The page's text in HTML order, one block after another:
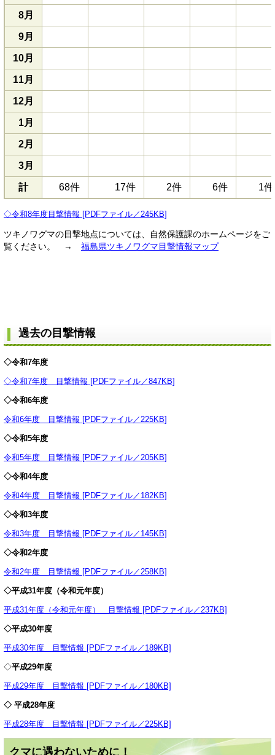
8月
9月
10月
11月
12月
1月
2月
3月
計 68件 17件 2件 6件 1件
◇令和8年度目撃情報 [PDFファイル／245KB]
ツキノワグマの目撃地点については、自然保護課のホームページをご
覧ください。 → 福島県ツキノワグマ目撃情報マップ
過去の目撃情報
◇令和7年度
◇令和7年度 目撃情報 [PDFファイル／847KB]
◇令和6年度
令和6年度 目撃情報 [PDFファイル／225KB]
◇令和5年度
令和5年度 目撃情報 [PDFファイル／205KB]
◇令和4年度
令和4年度 目撃情報 [PDFファイル／182KB]
◇令和3年度
令和3年度 目撃情報 [PDFファイル／145KB]
◇令和2年度
令和2年度 目撃情報 [PDFファイル／258KB]
◇平成31年度（令和元年度）
平成31年度（令和元年度） 目撃情報 [PDFファイル／237KB]
◇平成30年度
平成30年度 目撃情報 [PDFファイル／189KB]
◇平成29年度
平成29年度 目撃情報 [PDFファイル／180KB]
◇ 平成28年度
平成28年度 目撃情報 [PDFファイル／225KB]
クマに遇わないために！